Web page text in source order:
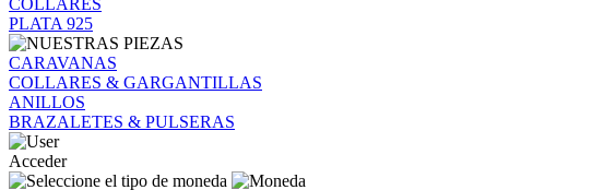
COLLARES
PLATA 925
CARAVANAS
COLLARES & GARGANTILLAS
ANILLOS
BRAZALETES & PULSERAS
Acceder